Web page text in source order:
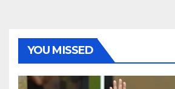
YOU MISSED